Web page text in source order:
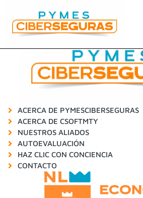
Autoevaluacion
ACERCA DE PYMESCIBERSEGURAS
ACERCA DE CSOFTMTY
NUESTROS ALIADOS
AUTOEVALUACIÓN
HAZ CLIC CON CONCIENCIA
CONTACTO